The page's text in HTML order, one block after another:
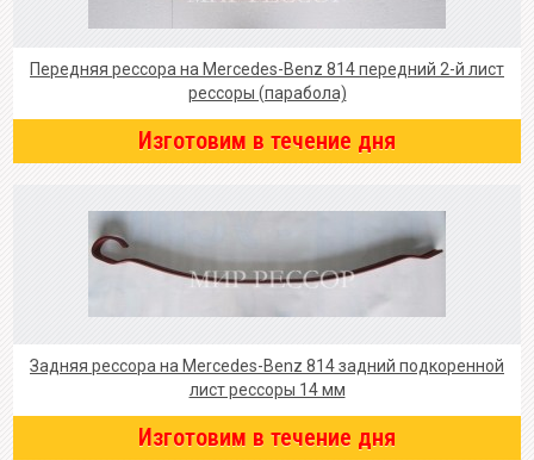
Передняя рессора на Mercedes-Benz 814 передний 2-й лист
рессоры (парабола)
Изготовим в течение дня
Задняя рессора на Mercedes-Benz 814 задний подкоренной
лист рессоры 14 мм
Изготовим в течение дня